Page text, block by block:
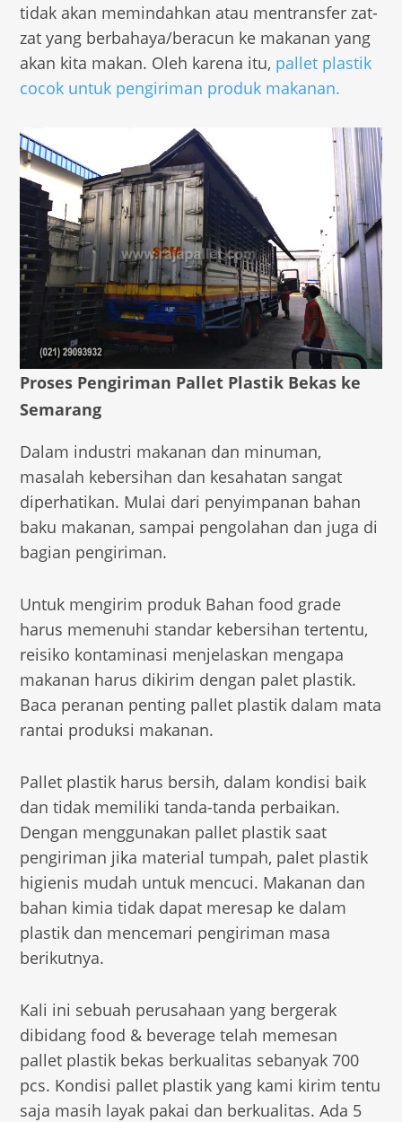
tidak akan memindahkan atau mentransfer zat-
zat yang berbahaya/beracun ke makanan yang
akan kita makan. Oleh karena itu, pallet plastik
cocok untuk pengiriman produk makanan.
Proses Pengiriman Pallet Plastik Bekas ke
Semarang
Dalam industri makanan dan minuman,
masalah kebersihan dan kesahatan sangat
diperhatikan. Mulai dari penyimpanan bahan
baku makanan, sampai pengolahan dan juga di
bagian pengiriman.
Untuk mengirim produk Bahan food grade
harus memenuhi standar kebersihan tertentu,
reisiko kontaminasi menjelaskan mengapa
makanan harus dikirim dengan palet plastik.
Baca peranan penting pallet plastik dalam mata
rantai produksi makanan.
Pallet plastik harus bersih, dalam kondisi baik
dan tidak memiliki tanda-tanda perbaikan.
Dengan menggunakan pallet plastik saat
pengiriman jika material tumpah, palet plastik
higienis mudah untuk mencuci. Makanan dan
bahan kimia tidak dapat meresap ke dalam
plastik dan mencemari pengiriman masa
berikutnya.
Kali ini sebuah perusahaan yang bergerak
dibidang food & beverage telah memesan
pallet plastik bekas berkualitas sebanyak 700
pcs. Kondisi pallet plastik yang kami kirim tentu
saja masih layak pakai dan berkualitas. Ada 5